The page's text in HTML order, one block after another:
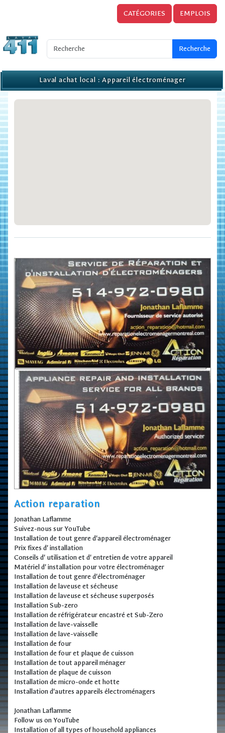
CATÉGORIES EMPLOIS
Laval achat local : Appareil électroménager
Action reparation
Jonathan Laflamme
Suivez-nous sur YouTube
Installation de tout genre d'appareil électroménager
Prix fixes d' installation
Conseils d' utilisation et d' entretien de votre appareil
Matériel d' installation pour votre électroménager
Installation de tout genre d'électroménager
Installation de laveuse et sécheuse
Installation de laveuse et sécheuse superposés
Installation Sub-zero
Installation de réfrigérateur encastré et Sub-Zero
Installation de lave-vaisselle
Installation de lave-vaisselle
Installation de four
Installation de four et plaque de cuisson
Installation de tout appareil ménager
Installation de plaque de cuisson
Installation de micro-onde et hotte
Installation d'autres appareils électroménagers
Jonathan Laflamme
Follow us on YouTube
Installation of all types of household appliances